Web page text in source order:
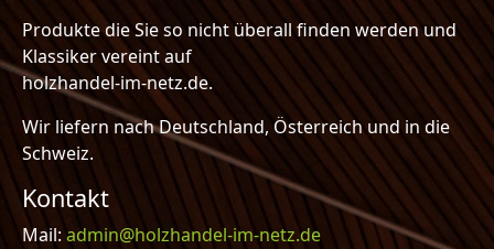
Produkte die Sie so nicht überall finden werden und
Klassiker vereint auf
holzhandel-im-netz.de.
Wir liefern nach Deutschland, Österreich und in die
Schweiz.
Kontakt
Mail: admin@holzhandel-im-netz.de